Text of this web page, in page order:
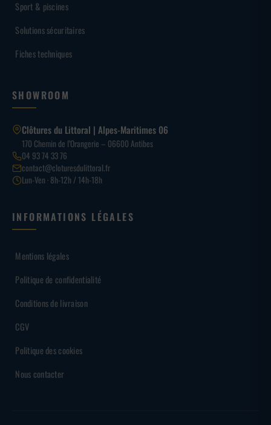
Sport & piscines
Solutions sécuritaires
Fiches techniques
SHOWROOM
Clôtures du Littoral | Alpes-Maritimes 06
170 Chemin de l’Orangerie – 06600 Antibes
04 93 74 33 76
contact@cloturesdulittoral.fr
Lun-Ven · 8h-12h / 14h-18h
INFORMATIONS LÉGALES
Mentions légales
Politique de confidentialité
Conditions de livraison
CGV
Politique des cookies
Nous contacter